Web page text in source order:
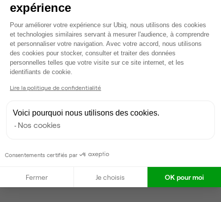
expérience
Plateforme de Gestion du
Pour améliorer votre expérience sur Ubiq, nous utilisons des cookies
et technologies similaires servant à mesurer l'audience, à comprendre
et personnaliser votre navigation. Avec votre accord, nous utilisons
des cookies pour stocker, consulter et traiter des données
personnelles telles que votre visite sur ce site internet, et les
identifiants de cookie.
Lire la politique de confidentialité
Voici pourquoi nous utilisons des cookies.
Nos cookies
Consentements certifiés par
Fermer Je choisis OK pour moi